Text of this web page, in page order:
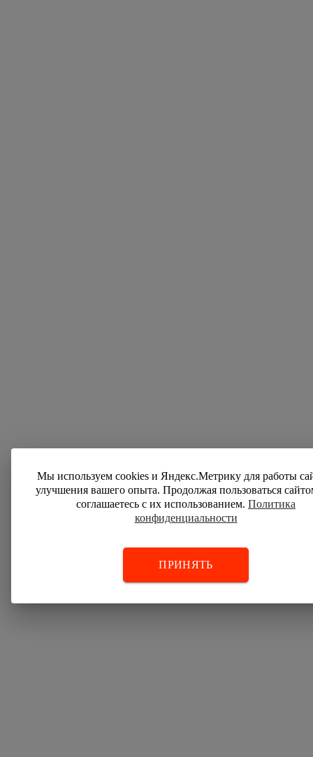
Мы используем cookies и Яндекс.Метрику для работы
улучшения вашего опыта. Продолжая пользоваться
соглашаетесь с их использованием. Политика
конфиденциальности
ПРИНЯТЬ